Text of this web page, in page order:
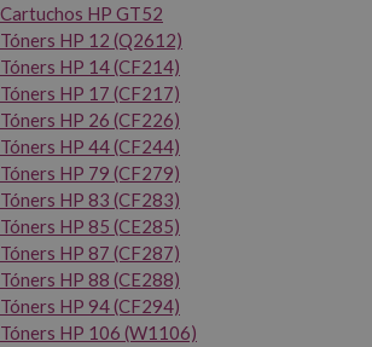
Cartuchos HP GT52
Tóners HP 12 (Q2612)
Tóners HP 14 (CF214)
Tóners HP 17 (CF217)
Tóners HP 26 (CF226)
Tóners HP 44 (CF244)
Tóners HP 79 (CF279)
Tóners HP 83 (CF283)
Tóners HP 85 (CE285)
Tóners HP 87 (CF287)
Tóners HP 88 (CE288)
Tóners HP 94 (CF294)
Tóners HP 106 (W1106)